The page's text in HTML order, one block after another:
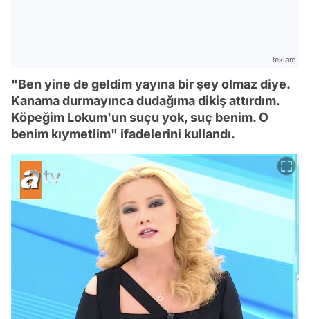
Reklam
"Ben yine de geldim yayına bir şey olmaz diye.
Kanama durmayınca dudağıma dikiş attırdım.
Köpeğim Lokum'un suçu yok, suç benim. O
benim kıymetlim" ifadelerini kullandı.